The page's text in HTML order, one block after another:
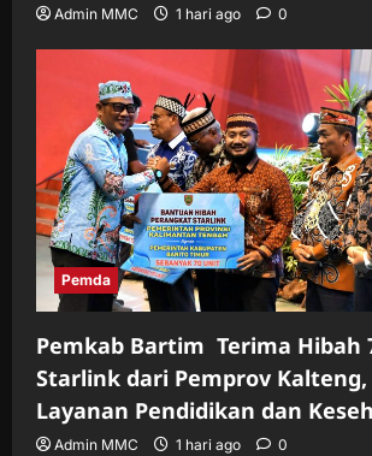
Admin MMC 1 hari ago 0
Pemda
Pemkab Bartim Terima Hibah
Starlink dari Pemprov
Layanan Pendidikan dan
Admin MMC 1 hari ago 0